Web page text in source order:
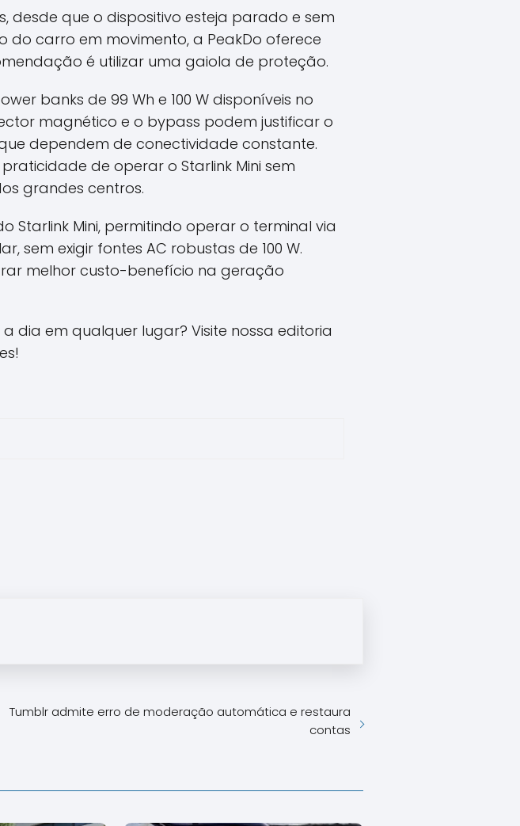
desde que o dispositivo esteja parado e sem
carro em movimento, a PeakDo oferece
é utilizar uma gaiola de proteção.
banks de 99 Wh e 100 W disponíveis no
magnético e o bypass podem justificar o
dependem de conectividade constante.
praticidade de operar o Starlink Mini sem
grandes centros.
Starlink Mini, permitindo operar o terminal via
sem exigir fontes AC robustas de 100 W.
melhor custo-benefício na geração
dia em qualquer lugar? Visite nossa editoria
Tumblr admite erro de moderação automática e restaura
contas